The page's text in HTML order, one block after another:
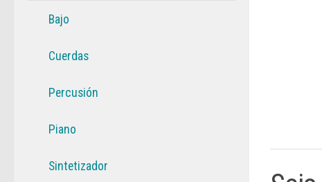
Bajo
Cuerdas
Percusión
Piano
Sintetizador